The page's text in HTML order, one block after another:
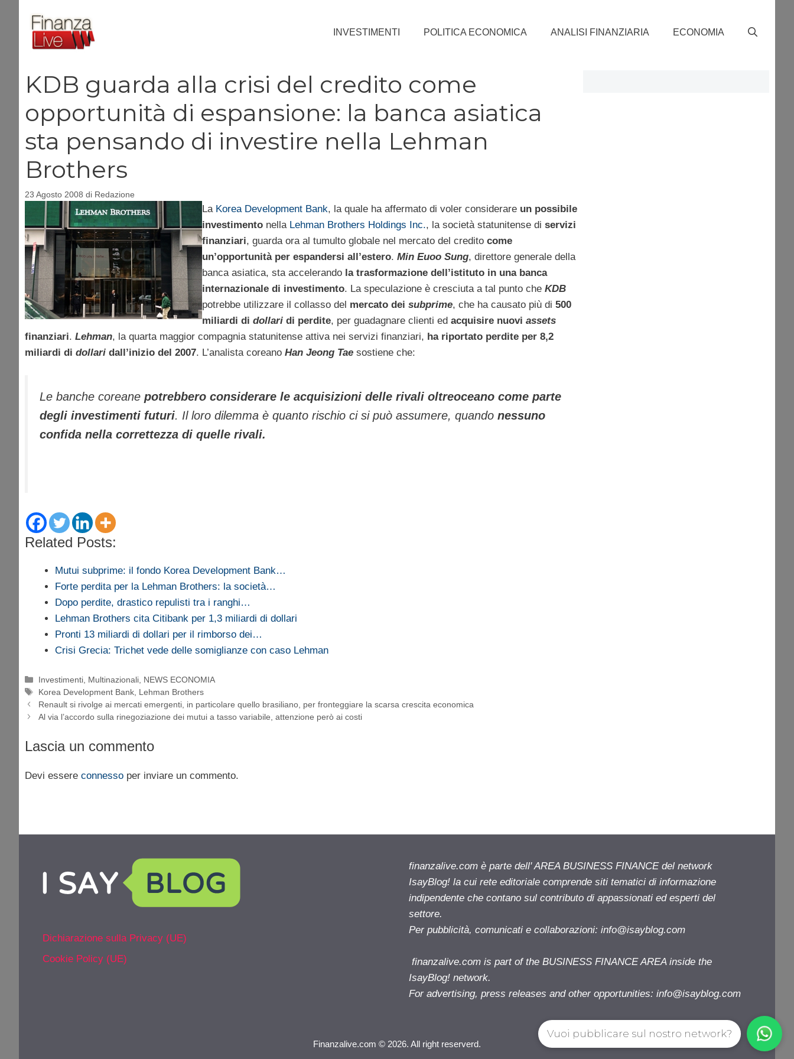
contenuto
INVESTIMENTI POLITICA ECONOMICA ANALISI FINANZIARIA ECONOMIA
KDB guarda alla crisi del credito come
opportunità di espansione: la banca asiatica
sta pensando di investire nella Lehman
Brothers
23 Agosto 2008 di Redazione
La Korea Development Bank, la quale ha affermato di voler considerare un possibile
investimento nella Lehman Brothers Holdings Inc., la società statunitense di servizi
finanziari, guarda ora al tumulto globale nel mercato del credito come
un’opportunità per espandersi all’estero. Min Euoo Sung, direttore generale della
banca asiatica, sta accelerando la trasformazione dell’istituto in una banca
internazionale di investimento. La speculazione è cresciuta a tal punto che KDB
potrebbe utilizzare il collasso del mercato dei subprime, che ha causato più di 500
miliardi di dollari di perdite, per guadagnare clienti ed acquisire nuovi assets
finanziari. Lehman, la quarta maggior compagnia statunitense attiva nei servizi finanziari, ha riportato perdite per 8,2
miliardi di dollari dall’inizio del 2007. L’analista coreano Han Jeong Tae sostiene che:
Le banche coreane potrebbero considerare le acquisizioni delle rivali oltreoceano come parte
degli investimenti futuri. Il loro dilemma è quanto rischio ci si può assumere, quando nessuno
confida nella correttezza di quelle rivali.
Related Posts:
Mutui subprime: il fondo Korea Development Bank…
Forte perdita per la Lehman Brothers: la società…
Dopo perdite, drastico repulisti tra i ranghi…
Lehman Brothers cita Citibank per 1,3 miliardi di dollari
Pronti 13 miliardi di dollari per il rimborso dei…
Crisi Grecia: Trichet vede delle somiglianze con caso Lehman
Categorie
Investimenti Multinazionali NEWS ECONOMIA
Tag
Korea Development Bank Lehman Brothers
Renault si rivolge ai mercati emergenti, in particolare quello brasiliano, per fronteggiare la scarsa crescita economica
Al via l’accordo sulla rinegoziazione dei mutui a tasso variabile, attenzione però ai costi
Lascia un commento
Devi essere connesso per inviare un commento.
Dichiarazione sulla Privacy (UE)
Cookie Policy (UE)
finanzalive.com è parte dell' AREA BUSINESS FINANCE del network
IsayBlog! la cui rete editoriale comprende siti tematici di informazione
indipendente che contano sul contributo di appassionati ed esperti del
settore.
Per pubblicità, comunicati e collaborazioni: info@isayblog.com
finanzalive.com is part of the BUSINESS FINANCE AREA inside the
IsayBlog! network.
For advertising, press releases and other opportunities: info@isayblog.com
Finanzalive.com © 2026. All right reserverd.
Vuoi pubblicare sul nostro network?